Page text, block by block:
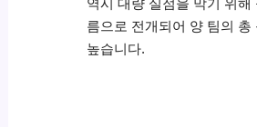
역시 대량 실점을 막기 위해
름으로 전개되어 양 팀의 총
높습니다.